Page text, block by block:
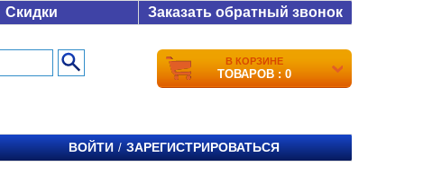
Скидки Заказать обратный звонок
В КОРЗИНЕ
ТОВАРОВ : 0
ВОЙТИ / ЗАРЕГИСТРИРОВАТЬСЯ